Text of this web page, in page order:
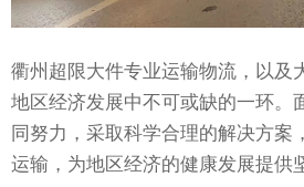
衢州超限大件专业运输物流，以及
地区经济发展中不可或缺的一环。
同努力，采取科学合理的解决方案
运输，为地区经济的健康发展提供